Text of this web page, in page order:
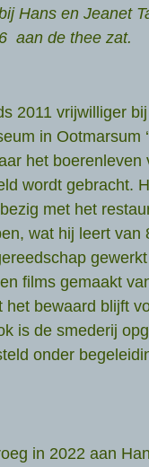
Hans en Jeanet
aan de thee zat.
2011 vrijwilliger
in Ootmarsum
het boerenleven
wordt gebracht.
met het
wat hij leert van
films gemaakt
het bewaard blijft
is de smederij
onder
in 2022 aan